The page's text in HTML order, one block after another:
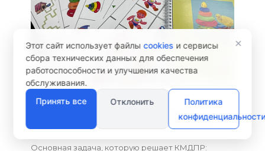
КМДПР — комплект методик для
диагностики психического развития
Основная задача, которую решает КМДПР:
Этот сайт использует файлыcookies и сервисы
сбора технических данных для обеспечения
работоспособности и улучшения качества
обслуживания.
Принять все
Отклонить
Политика
конфиденциальности
×